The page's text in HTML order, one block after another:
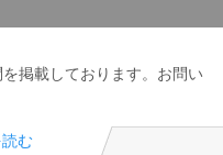
掲載しております。お問い
む